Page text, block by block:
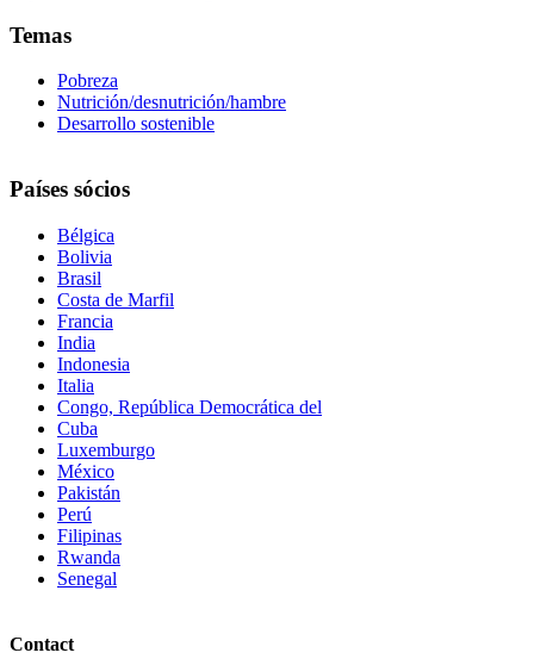
Temas
Pobreza
Nutrición/desnutrición/hambre
Desarrollo sostenible
Países sócios
Bélgica
Bolivia
Brasil
Costa de Marfil
Francia
India
Indonesia
Italia
Congo, República Democrática del
Cuba
Luxemburgo
México
Pakistán
Perú
Filipinas
Rwanda
Senegal
Contact